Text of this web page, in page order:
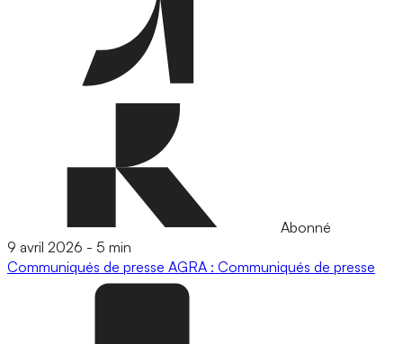
Abonné
9 avril 2026 - 5 min
Communiqués de presse AGRA : Communiqués de presse